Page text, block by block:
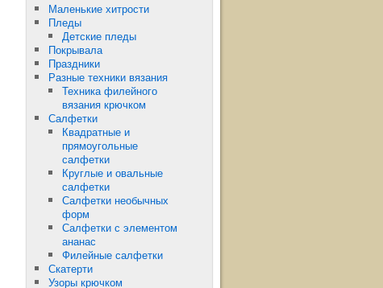
Маленькие хитрости
Пледы
Детские пледы
Покрывала
Праздники
Разные техники вязания
Техника филейного
вязания крючком
Салфетки
Квадратные и
прямоугольные
салфетки
Круглые и овальные
салфетки
Салфетки необычных
форм
Салфетки с элементом
ананас
Филейные салфетки
Скатерти
Узоры крючком